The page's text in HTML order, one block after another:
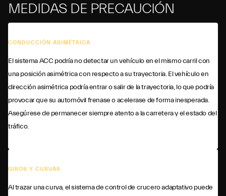
MEDIDAS DE PRECAUCIÓN
CONDUCCIÓN ASIMÉTRICA
El sistema ACC podría no detectar un vehículo en el mismo carril con
una posición asimétrica con respecto a su trayectoria. El vehículo en
dirección asimétrica podría entrar o salir de la trayectoria, lo que podría
provocar que su automóvil frenase o acelerase de forma inesperada.
Asegúrese de permanecer siempre atento a la carretera y el estado del
tráfico.
GIROS Y CURVAS
Al trazar una curva, el sistema de control de crucero adaptativo puede